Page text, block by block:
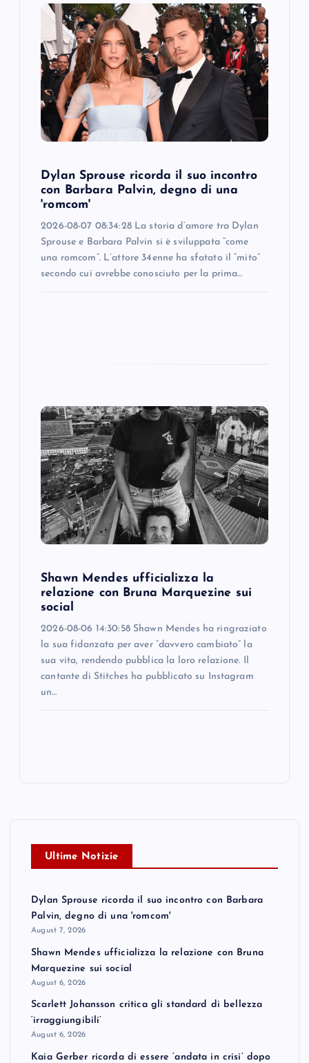
Dylan Sprouse ricorda il suo incontro
con Barbara Palvin, degno di una
'romcom'
2026-08-07 08:34:28 La storia d’amore tra Dylan
Sprouse e Barbara Palvin si è sviluppata “come
una romcom”. L’attore 34enne ha sfatato il “mito”
secondo cui avrebbe conosciuto per la prima…
Shawn Mendes ufficializza la
relazione con Bruna Marquezine sui
social
2026-08-06 14:30:58 Shawn Mendes ha ringraziato
la sua fidanzata per aver “davvero cambiato” la
sua vita, rendendo pubblica la loro relazione. Il
cantante di Stitches ha pubblicato su Instagram
un…
Ultime Notizie
Dylan Sprouse ricorda il suo incontro con Barbara
Palvin, degno di una 'romcom'
August 7, 2026
Shawn Mendes ufficializza la relazione con Bruna
Marquezine sui social
August 6, 2026
Scarlett Johansson critica gli standard di bellezza
‘irraggiungibili’
August 6, 2026
Kaia Gerber ricorda di essere ‘andata in crisi’ dopo